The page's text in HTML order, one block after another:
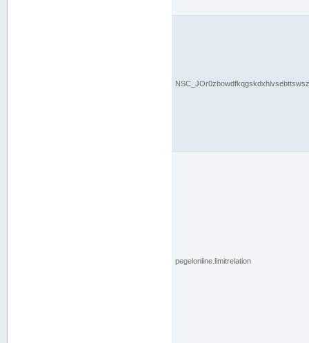
pegelonline.limitrelation